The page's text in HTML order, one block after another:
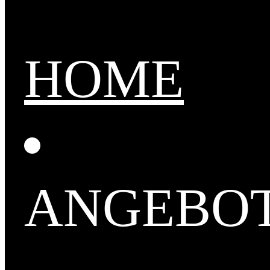
HOME